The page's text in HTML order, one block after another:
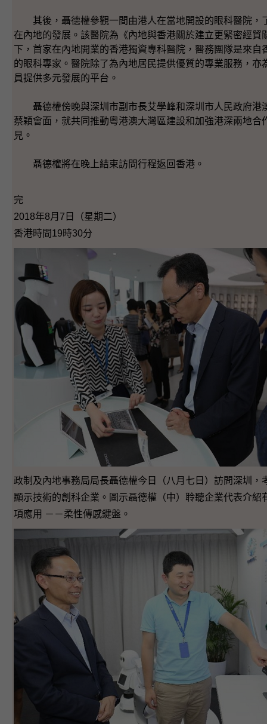
其後，聶德權參觀一間由港人在當地開設的眼科醫院，
在內地的發展。該醫院為《內地與香港關於建立更緊密經貿
下，首家在內地開業的香港獨資專科醫院，醫務團隊是來自
的眼科專家。醫院除了為內地居民提供優質的專業服務，亦
員提供多元發展的平台。
聶德權傍晚與深圳市副市長艾學峰和深圳市人民政府港
蔡穎會面，就共同推動粵港澳大灣區建設和加強港深兩地合
見。
聶德權將在晚上結束訪問行程返回香港。
完
2018年8月7日（星期二）
香港時間19時30分
政制及內地事務局局長聶德權今日（八月七日）訪問深圳，
顯示技術的創科企業。圖示聶德權（中）聆聽企業代表介紹
項應用 －－柔性傳感鍵盤。